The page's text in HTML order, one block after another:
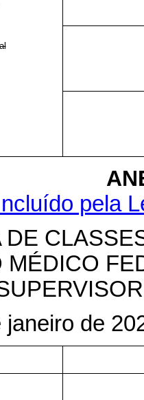
pela
DE
MÉDICO
janeiro de